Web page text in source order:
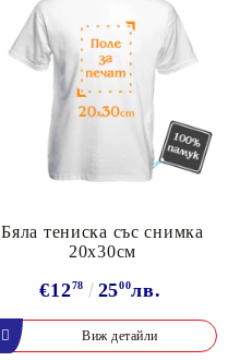
Бяла тениска със снимка
20х30см
€1278 2500лв.
Виж детайли